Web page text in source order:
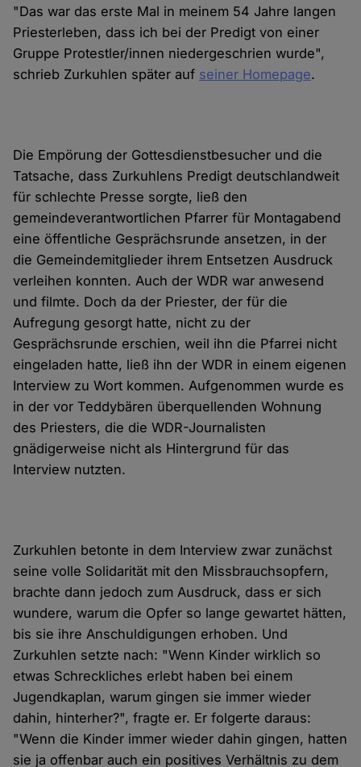
"Das war das erste Mal in meinem 54 Jahre langen
Priesterleben, dass ich bei der Predigt von einer
Gruppe Protestler/innen niedergeschrien wurde",
schrieb Zurkuhlen später auf seiner Homepage.
Die Empörung der Gottesdienstbesucher und die
Tatsache, dass Zurkuhlens Predigt deutschlandweit
für schlechte Presse sorgte, ließ den
gemeindeverantwortlichen Pfarrer für Montagabend
eine öffentliche Gesprächsrunde ansetzen, in der
die Gemeindemitglieder ihrem Entsetzen Ausdruck
verleihen konnten. Auch der WDR war anwesend
und filmte. Doch da der Priester, der für die
Aufregung gesorgt hatte, nicht zu der
Gesprächsrunde erschien, weil ihn die Pfarrei nicht
eingeladen hatte, ließ ihn der WDR in einem eigenen
Interview zu Wort kommen. Aufgenommen wurde es
in der vor Teddybären überquellenden Wohnung
des Priesters, die die WDR-Journalisten
gnädigerweise nicht als Hintergrund für das
Interview nutzten.
Zurkuhlen betonte in dem Interview zwar zunächst
seine volle Solidarität mit den Missbrauchsopfern,
brachte dann jedoch zum Ausdruck, dass er sich
wundere, warum die Opfer so lange gewartet hätten,
bis sie ihre Anschuldigungen erhoben. Und
Zurkuhlen setzte nach: "Wenn Kinder wirklich so
etwas Schreckliches erlebt haben bei einem
Jugendkaplan, warum gingen sie immer wieder
dahin, hinterher?", fragte er. Er folgerte daraus:
"Wenn die Kinder immer wieder dahin gingen, hatten
sie ja offenbar auch ein positives Verhältnis zu dem